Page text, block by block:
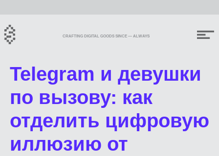
CRAFTING DIGITAL GOODS SINCE — ALWAYS
Telegram и девушки
по вызову: как
отделить цифровую
иллюзию от